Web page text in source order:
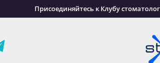
Присоединяйтесь к Клубу